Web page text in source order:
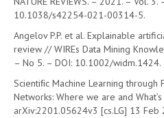
10.1038/s42254-021-00314-5.
Angelov P.P. et al. Explainable
review // WIREs Data Mining
– No 5. – DOI: 10.1002/widm.1424.
Scientiﬁc Machine Learning through
Networks: Where we are and
arXiv:2201.05624v3 [cs.LG] 13 Feb